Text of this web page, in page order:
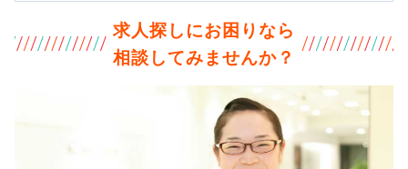
求人探しにお困りなら
相談してみませんか？